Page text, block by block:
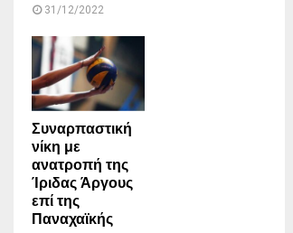
31/12/2022
Συναρπαστική
νίκη με
ανατροπή της
Ίριδας Άργους
επί της
Παναχαϊκής